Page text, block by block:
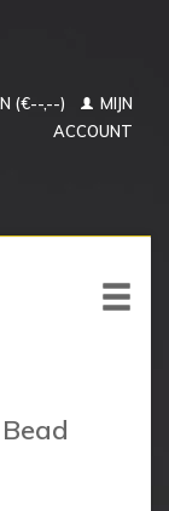
(€--,--)
MIJN
ACCOUNT